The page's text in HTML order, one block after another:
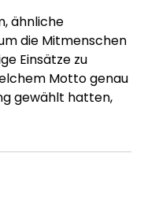
ähnliche
die Mitmenschen
Einsätze zu
Motto genau
gewählt hatten,